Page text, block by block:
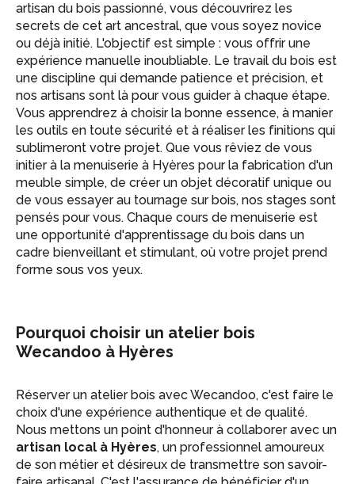
artisan du bois passionné, vous découvrirez les
secrets de cet art ancestral, que vous soyez novice
ou déjà initié. L'objectif est simple : vous offrir une
expérience manuelle inoubliable. Le travail du bois est
une discipline qui demande patience et précision, et
nos artisans sont là pour vous guider à chaque étape.
Vous apprendrez à choisir la bonne essence, à manier
les outils en toute sécurité et à réaliser les finitions qui
sublimeront votre projet. Que vous rêviez de vous
initier à la menuiserie à Hyères pour la fabrication d'un
meuble simple, de créer un objet décoratif unique ou
de vous essayer au tournage sur bois, nos stages sont
pensés pour vous. Chaque cours de menuiserie est
une opportunité d'apprentissage du bois dans un
cadre bienveillant et stimulant, où votre projet prend
forme sous vos yeux.
Pourquoi choisir un atelier bois
Wecandoo à Hyères
Réserver un atelier bois avec Wecandoo, c'est faire le
choix d'une expérience authentique et de qualité.
Nous mettons un point d'honneur à collaborer avec un
artisan local à Hyères, un professionnel amoureux
de son métier et désireux de transmettre son savoir-